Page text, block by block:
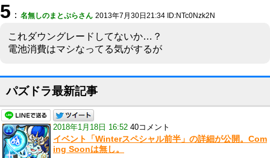
5 ： 名無しのまとぷらさん 2013年7月30日21:34 ID:NTc0Nzk2N
これダウングレードしてないか…？
電池消費はマシなってる気がするが
パズドラ最新記事
2018年1月18日 16:52 40コメント
イベント「Winterスペシャル前半」の詳細が公開。Com
ing Soonは無し。